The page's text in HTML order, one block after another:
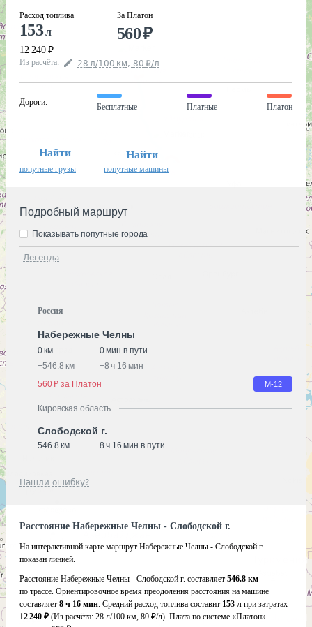
Расход топлива
153л
12 240 ₽
За Платон
560₽
Из расчёта: 28 л/100 км, 80 ₽/л
Дороги:
Бесплатные Платные Платон
Найти
попутные грузы
Найти
попутные машины
Подробный маршрут
Легенда
Показывать попутные города
Россия
Набережные Челны
0 км
0 мин в пути
+546.8 км +8 ч 16 мин
560 ₽ за Платон
М-12
Кировская область
Слободской г.
546.8 км 8 ч 16 мин в пути
Нашли ошибку?
Расстояние Набережные Челны - Слободской г.
На интерактивной карте маршрут Набережные Челны - Слободской г.
показан линией.
Расстояние Набережные Челны - Слободской г. составляет 546.8 км
по трассе. Ориентировочное время преодоления расстояния на машине
составляет 8 ч 16 мин. Средний расход топлива составит 153 л при затратах
12 240 ₽ (Из расчёта: 28 л/100 км, 80 ₽/л). Плата по системе «Платон»